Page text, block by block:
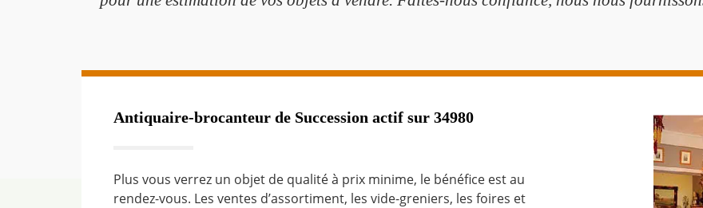
Antiquaire-brocanteur de Succession actif sur 34980
Plus vous verrez un objet de qualité à prix minime, le bénéfice est au
rendez-vous. Les ventes d’assortiment, les vide-greniers, les foires et